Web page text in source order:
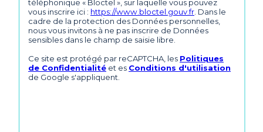
téléphonique « Bloctel », sur laquelle vous pouvez
vous inscrire ici : https://www.bloctel.gouv.fr . Dans le
cadre de la protection des Données personnelles,
nous vous invitons à ne pas inscrire de Données
sensibles dans le champ de saisie libre.
Ce site est protégé par reCAPTCHA, les Politiques
de Confidentialité et es Conditions d'utilisation
de Google s'appliquent.